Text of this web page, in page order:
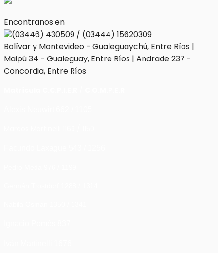
Encontranos en
(03446) 430509 / (03444) 15620309
Bolívar y Montevideo - Gualeguaychú, Entre Ríos |
Maipú 34 - Gualeguay, Entre Ríos | Andrade 237 -
Concordia, Entre Ríos